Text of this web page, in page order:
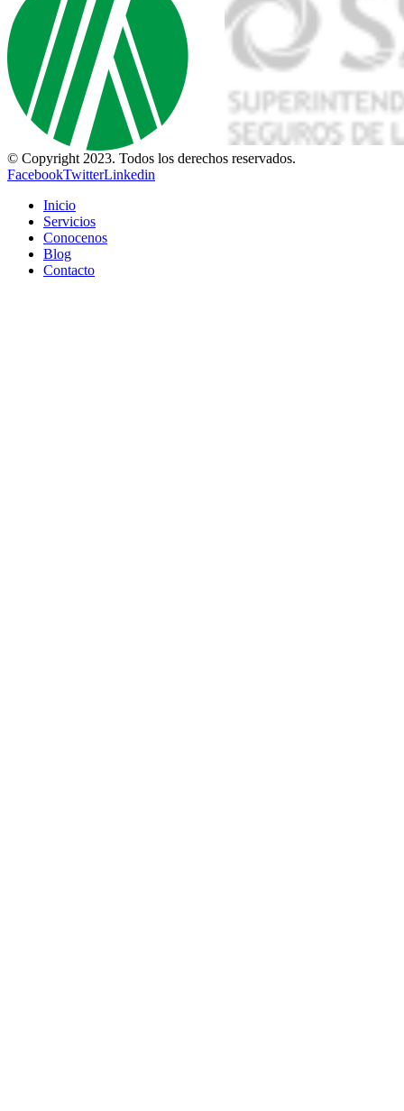
© Copyright 2023. Todos los derechos reservados.
FacebookTwitterLinkedin
Inicio
Servicios
Conocenos
Blog
Contacto